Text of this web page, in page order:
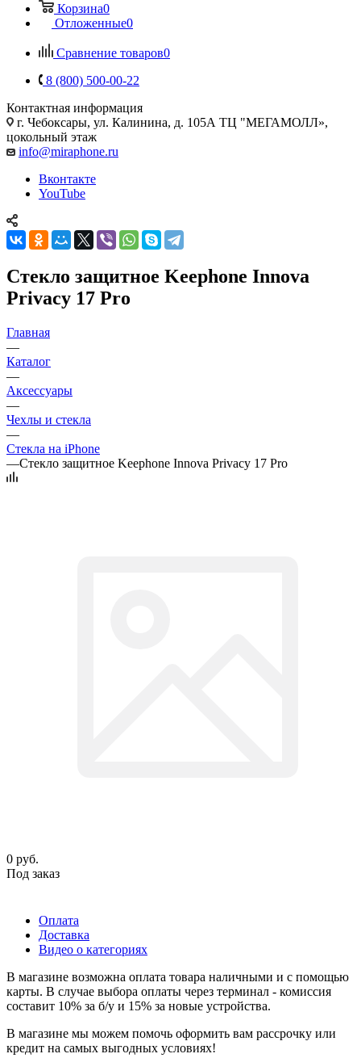
Корзина0
Отложенные0
Сравнение товаров0
8 (800) 500-00-22
Контактная информация
г. Чебоксары, ул. Калинина, д. 105А ТЦ "МЕГАМОЛЛ»,
цокольный этаж
info@miraphone.ru
Вконтакте
YouTube
Стекло защитное Keephone Innova
Privacy 17 Pro
Главная
—
Каталог
—
Аксессуары
—
Чехлы и стекла
—
Стекла на iPhone
—Стекло защитное Keephone Innova Privacy 17 Pro
0 руб.
Под заказ
Оплата
Доставка
Видео о категориях
В магазине возможна оплата товара наличными и с помощью
карты. В случае выбора оплаты через терминал - комиссия
составит 10% за б/у и 15% за новые устройства.
В магазине мы можем помочь оформить вам рассрочку или
кредит на самых выгодных условиях!